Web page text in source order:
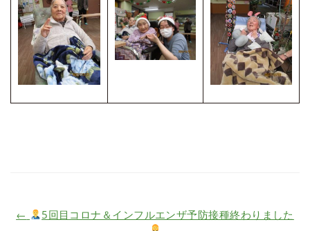
← 5回目コロナ＆インフルエンザ予防接種終わりました